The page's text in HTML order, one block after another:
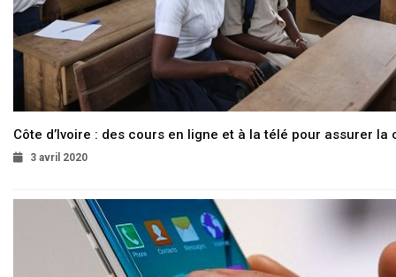
Côte d’Ivoire : des cours en ligne et à la télé pour assurer la
3 avril 2020